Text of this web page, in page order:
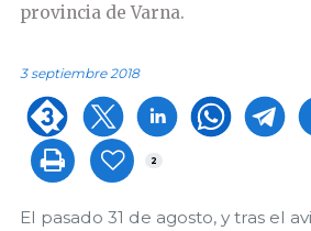
provincia de Varna.
3 septiembre 2018
2
El pasado 31 de agosto, y tras el